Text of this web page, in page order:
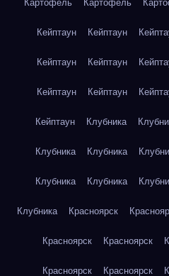
Картофель Картофель
Кейптаун Кейптаун
Кейптаун Кейптаун
Кейптаун Кейптаун
Кейптаун Клубника
Клубника Клубника
Клубника Клубника
Клубника Красноярск
Красноярск Красноярск
Красноярск Красноярск